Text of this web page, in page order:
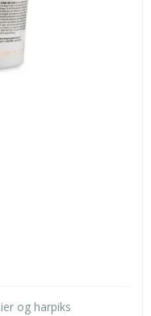
og harpiks